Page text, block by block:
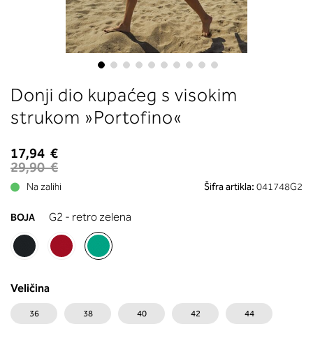
to
the
beginning
the
images
gallery
Donji dio kupaćeg s visokim
strukom »Portofino«
17,94 €
29,90 €
Na zalihi Šifra artikla: 041748G2
BOJA G2 - retro zelena
Veličina
36 38 40 42 44
boste prebrali, katera globina
ustreza vaši meri (A, B …) – iščite v
stolpcu, ki ste ga določili s
obsegom.